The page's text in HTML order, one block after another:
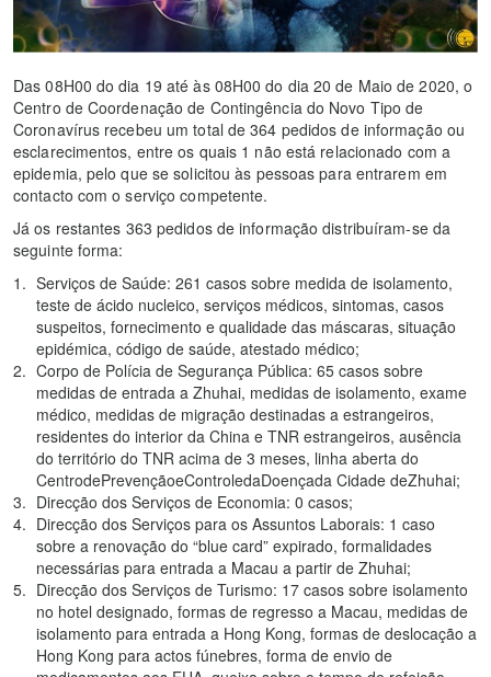
Das 08H00 do dia 19 até às 08H00 do dia 20 de Maio de 2020, o
Centro de Coordenação de Contingência do Novo Tipo de
Coronavírus recebeu um total de 364 pedidos de informação ou
esclarecimentos, entre os quais 1 não está relacionado com a
epidemia, pelo que se solicitou às pessoas para entrarem em
contacto com o serviço competente.
Já os restantes 363 pedidos de informação distribuíram-se da
seguinte forma:
Serviços de Saúde: 261 casos sobre medida de isolamento,
teste de ácido nucleico, serviços médicos, sintomas, casos
suspeitos, fornecimento e qualidade das máscaras, situação
epidémica, código de saúde, atestado médico;
Corpo de Polícia de Segurança Pública: 65 casos sobre
medidas de entrada a Zhuhai, medidas de isolamento, exame
médico, medidas de migração destinadas a estrangeiros,
residentes do interior da China e TNR estrangeiros, ausência
do território do TNR acima de 3 meses, linha aberta do
CentrodePrevençãoeControledaDoençada Cidade deZhuhai;
Direcção dos Serviços de Economia: 0 casos;
Direcção dos Serviços para os Assuntos Laborais: 1 caso
sobre a renovação do “blue card” expirado, formalidades
necessárias para entrada a Macau a partir de Zhuhai;
Direcção dos Serviços de Turismo: 17 casos sobre isolamento
no hotel designado, formas de regresso a Macau, medidas de
isolamento para entrada a Hong Kong, formas de deslocação a
Hong Kong para actos fúnebres, forma de envio de